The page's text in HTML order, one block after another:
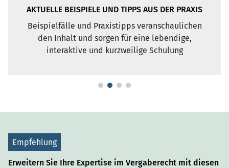
SEMINARUNTERLAGEN
Es werden umfangreiche Seminarunterlagen als
PDF zur Verfügung gestellt.
Empfehlung
Erweitern Sie Ihre Expertise im Vergaberecht mit diesen